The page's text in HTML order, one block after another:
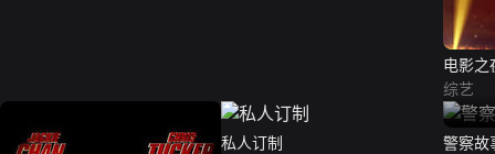
电影之
目
综艺
私人订制
警察故